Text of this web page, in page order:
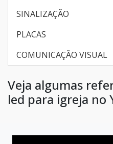
SINALIZAÇÃO
PLACAS
COMUNICAÇÃO VISUAL
Veja algumas
led para igreja no